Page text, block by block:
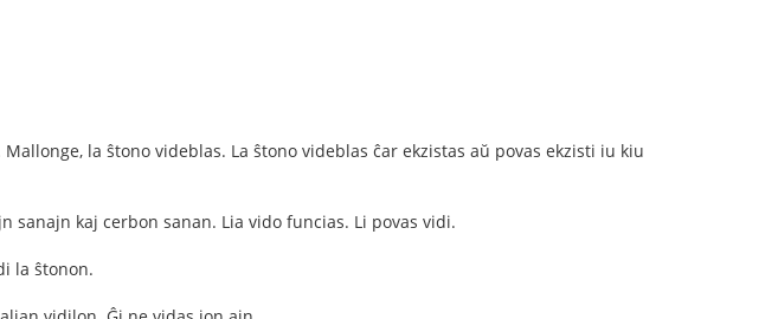
la ŝtono videblas. La ŝtono videblas ĉar ekzistas aŭ povas ekzisti iu kiu
sanajn kaj cerbon sanan. Lia vido funcias. Li povas vidi.
la ŝtonon.